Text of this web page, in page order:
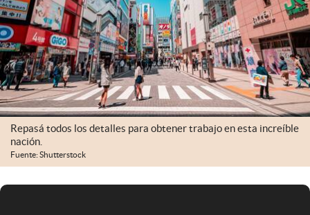
Mundial 2026
Eventos Corporativos
El Cronista Studio
Mediakit
abre en nueva pestaña
Argentina
Repasá todos los detalles para obtener trabajo en esta increíble
nación.
Fuente: Shutterstock